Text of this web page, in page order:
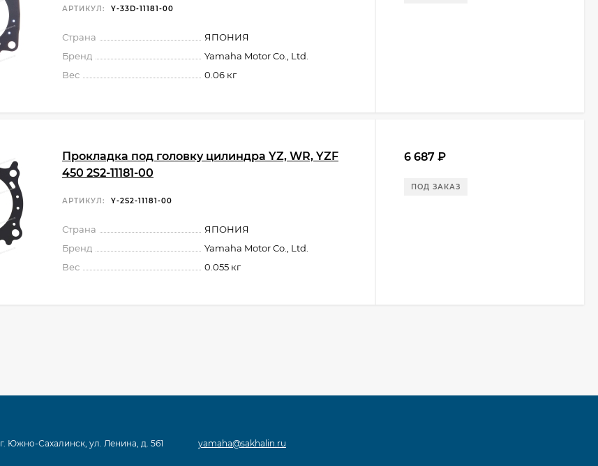
АРТИКУЛ: Y-33D-11181-00
Страна
ЯПОНИЯ
Бренд
Yamaha Motor Co., Ltd.
Вес
0.06 кг
Прокладка под головку цилиндра YZ, WR, YZF
450 2S2-11181-00
АРТИКУЛ: Y-2S2-11181-00
Страна
ЯПОНИЯ
Бренд
Yamaha Motor Co., Ltd.
Вес
0.055 кг
6 687 ₽
ПОД ЗАКАЗ
г. Южно-Сахалинск, ул. Ленина, д. 561 yamaha@sakhalin.ru